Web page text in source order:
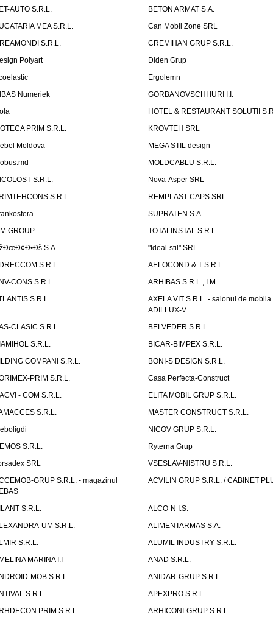
AUTO S.R.L.
BETON ARMAT S.A.
MEA S.R.L.
Can Mobil Zone SRL
S.R.L.
CREMIHAN GRUP S.R.L.
Polyart
Diden Grup
Ergolemn
Numeriek
GORBANOVSCHI IURI I.I.
HOTEL & RESTAURANT SOLUTII
PRIM S.R.L.
KROVTEH SRL
Moldova
MEGA STIL design
MOLDCABLU S.R.L.
S.R.L.
Nova-Asper SRL
S.R.L.
REMPLAST CAPS SRL
SUPRATEN S.A.
GROUP
TOTALINSTAL S.R.L
S.A.
"Ideal-stil" SRL
S.R.L.
AELOCOND & T S.R.L.
CONS S.R.L.
ARHIBAS S.R.L., I.M.
S.R.L.
AXELA VIT S.R.L. - salonul de mobila
ADILLUX-V
CLASIC S.R.L.
BELVEDER S.R.L.
S.R.L.
BICAR-BIMPEX S.R.L.
COMPANI S.R.L.
BONI-S DESIGN S.R.L.
PRIM S.R.L.
Casa Perfecta-Construct
- COM S.R.L.
ELITA MOBIL GRUP S.R.L.
S.R.L.
MASTER CONSTRUCT S.R.L.
NICOV GRUP S.R.L.
S.R.L.
Ryterna Grup
SRL
VSESLAV-NISTRU S.R.L.
GRUP S.R.L. - magazinul
ACVILIN GRUP S.R.L. / CABINET
S.R.L.
ALCO-N I.S.
UM S.R.L.
ALIMENTARMAS S.A.
S.R.L.
ALUMIL INDUSTRY S.R.L.
MARINA I.I
ANAD S.R.L.
MOB S.R.L.
ANIDAR-GRUP S.R.L.
S.R.L.
APEXPRO S.R.L.
PRIM S.R.L.
ARHICONI-GRUP S.R.L.